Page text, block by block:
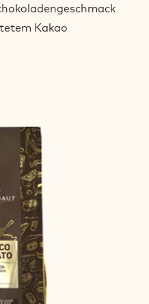
Kakao